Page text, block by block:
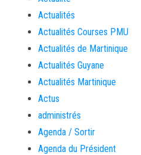
Actualités
Actualités Courses PMU
Actualités de Martinique
Actualités Guyane
Actualités Martinique
Actus
administrés
Agenda / Sortir
Agenda du Président